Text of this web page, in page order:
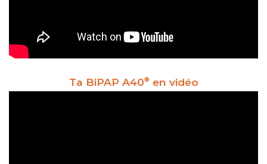
Ta BiPAP A40® en vidéo